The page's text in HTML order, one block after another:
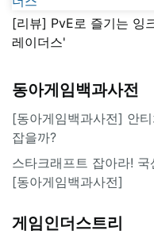
[리뷰] PvE로 즐기는 잉
레이더스'
동아게임백과사전
[동아게임백과사전] 안
잡을까?
스타크래프트 잡아라!
[동아게임백과사전]
게임인더스트리